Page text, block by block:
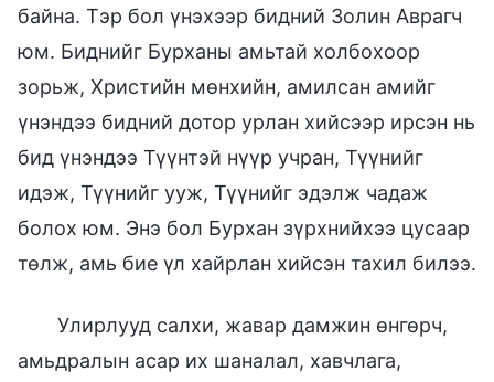
байна. Тэр бол үнэхээр бидний Золин Аврагч
юм. Биднийг Бурханы амьтай холбохоор
зорьж, Христийн мөнхийн, амилсан амийг
үнэндээ бидний дотор урлан хийсээр ирсэн нь
бид үнэндээ Түүнтэй нүүр учран, Түүнийг
идэж, Түүнийг ууж, Түүнийг эдэлж чадаж
болох юм. Энэ бол Бурхан зүрхнийхээ цусаар
төлж, амь бие үл хайрлан хийсэн тахил билээ.
Улирлууд салхи, жавар дамжин өнгөрч,
амьдралын асар их шаналал, хавчлага,